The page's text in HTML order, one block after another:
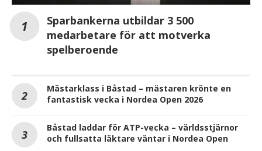
Sparbankerna utbildar 3 500
medarbetare för att motverka
spelberoende
Mästarklass i Båstad – mästaren krönte en
fantastisk vecka i Nordea Open 2026
Båstad laddar för ATP-vecka – världsstjärnor
och fullsatta läktare väntar i Nordea Open